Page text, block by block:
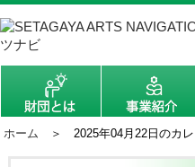
ホーム ＞ 2025年04月22日のカレ